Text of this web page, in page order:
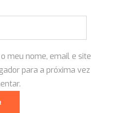
meu nome, email e site
para a próxima vez